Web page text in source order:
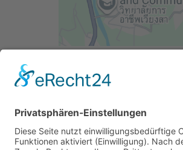
Datenschutz Impressum